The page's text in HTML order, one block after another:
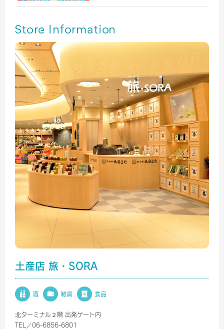
Store Information
土産店 旅・SORA
酒 雑貨 食品
北ターミナル２階 出発ゲート内
TEL／06-6856-6801